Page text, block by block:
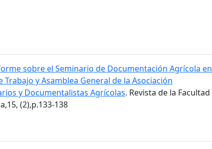
sobre el Seminario de Documentación Agrícola en
y Asamblea General de la Asociación
y Documentalistas Agrícolas. Revista de la Facultad
(2),p.133-138